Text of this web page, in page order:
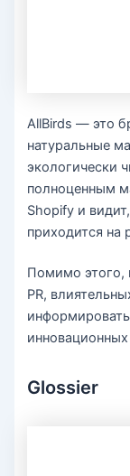
AllBirds — это
натуральные
экологически
полноценным
Shopify и
приходится на
Помимо этого,
PR,
Glossier